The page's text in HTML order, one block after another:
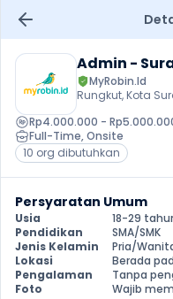
Admin -
MyRobin.Id
Rungkut, Kota
Rp4.000.000 -
Full-Time, Onsite
10 org dibutuhkan
Persyaratan Umum
Usia
18-29
Pendidikan
SMA/SMK
Jenis Kelamin
Pria/
Lokasi
Berada
Pengalaman
Tanpa
Foto
Wajib